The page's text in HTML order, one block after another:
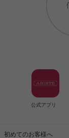
公式アプリ
初めてのお客様へ